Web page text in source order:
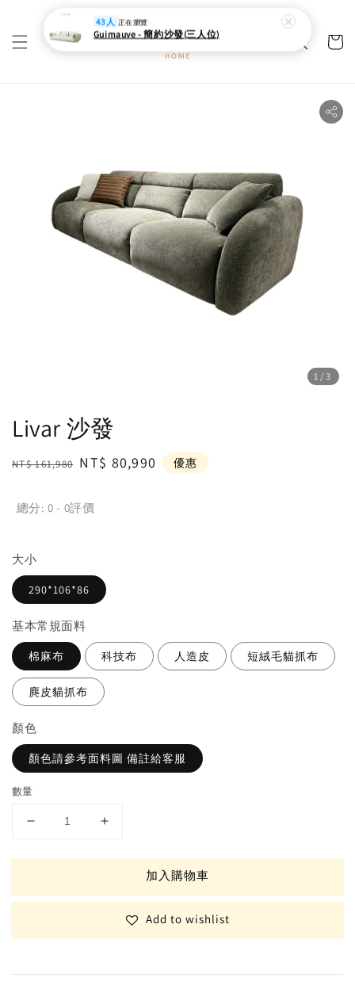
1 /3
Livar 沙發
Regular
NT$ 161,980 Sale
NT$ 80,990 優惠
總分:0 - 0評價
大小
290*106*86
基本常規面料
棉麻布 科技布 人造皮 短絨毛貓抓布
麂皮貓抓布
顏色
顏色請參考面料圖 備註給客服
數量
加入購物車
Add to wishlist
43人 正在瀏覽
Guimauve - 簡約沙發(三人位)